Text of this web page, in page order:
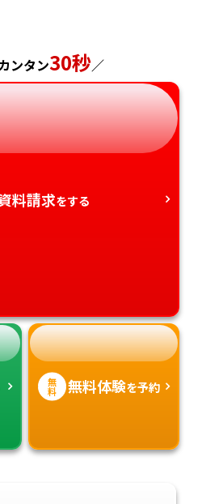
神奈川県
岐阜県
静岡県
奈良県
歌山県
山口県
徳島県
香川県
長崎県
熊本県
大分県
宮崎県
ンタン30秒／
料請求をする
無
料 無料体験を予約